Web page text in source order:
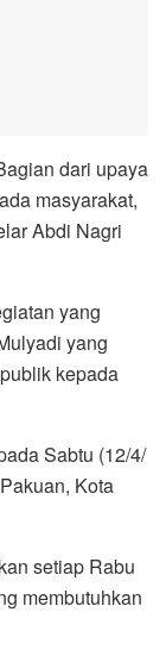
dari upaya
masyarakat,
Abdi Nagri
yang
yang
kepada
Sabtu (12/4/
Kota
setiap Rabu
membutuhkan